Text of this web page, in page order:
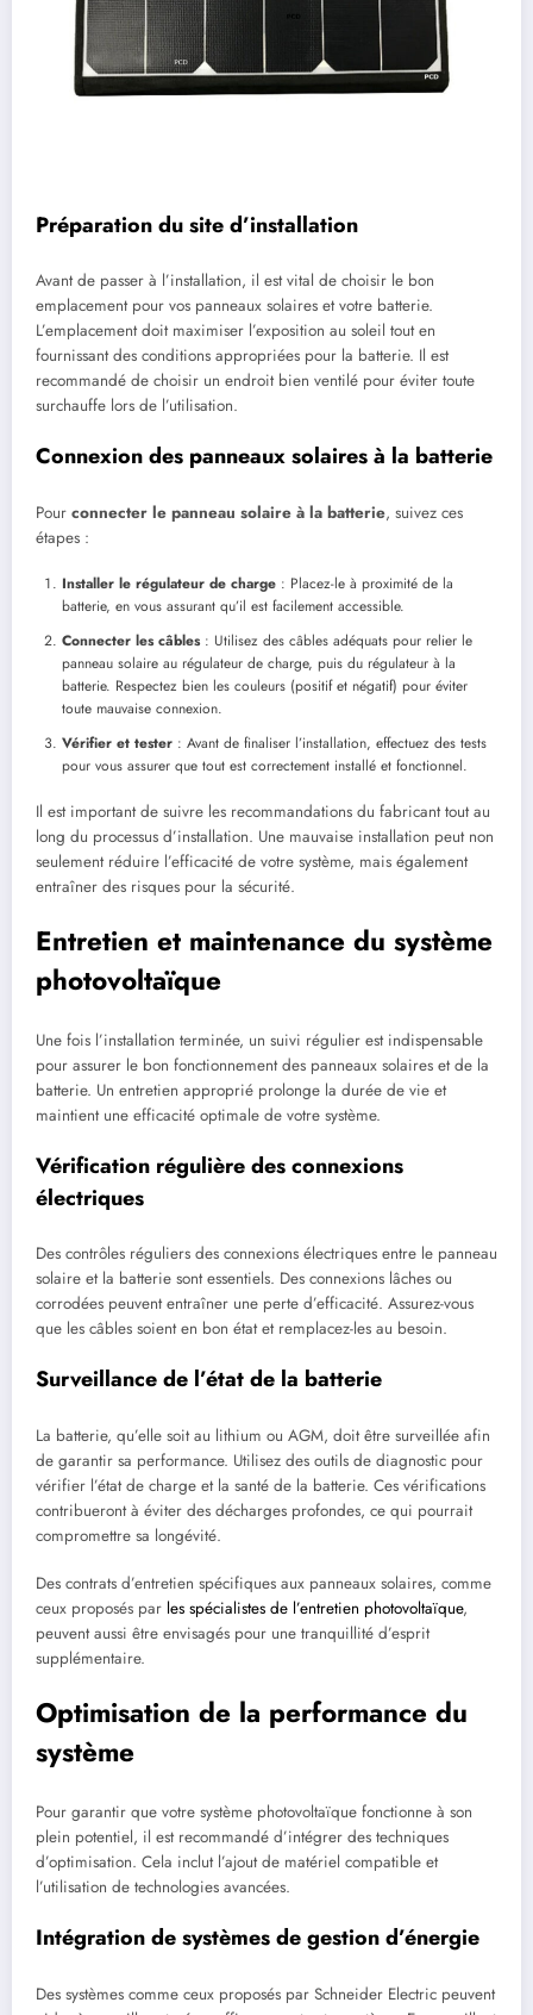
Préparation du site d’installation
Avant de passer à l’installation, il est vital de choisir le bon
emplacement pour vos panneaux solaires et votre batterie.
L’emplacement doit maximiser l’exposition au soleil tout en
fournissant des conditions appropriées pour la batterie. Il est
recommandé de choisir un endroit bien ventilé pour éviter toute
surchauffe lors de l’utilisation.
Connexion des panneaux solaires à la batterie
Pour connecter le panneau solaire à la batterie, suivez ces
étapes :
Installer le régulateur de charge : Placez-le à proximité de la
batterie, en vous assurant qu’il est facilement accessible.
Connecter les câbles: Utilisez des câbles adéquats pour relier le
panneau solaire au régulateur de charge, puis du régulateur à la
batterie. Respectez bien les couleurs (positif et négatif) pour éviter
toute mauvaise connexion.
Vérifier et tester : Avant de finaliser l’installation, effectuez des tests
pour vous assurer que tout est correctement installé et fonctionnel.
Il est important de suivre les recommandations du fabricant tout au
long du processus d’installation. Une mauvaise installation peut non
seulement réduire l’efficacité de votre système, mais également
entraîner des risques pour la sécurité.
Entretien et maintenance du système
photovoltaïque
Une fois l’installation terminée, un suivi régulier est indispensable
pour assurer le bon fonctionnement des panneaux solaires et de la
batterie. Un entretien approprié prolonge la durée de vie et
maintient une efficacité optimale de votre système.
Vérification régulière des connexions
électriques
Des contrôles réguliers des connexions électriques entre le panneau
solaire et la batterie sont essentiels. Des connexions lâches ou
corrodées peuvent entraîner une perte d’efficacité. Assurez-vous
que les câbles soient en bon état et remplacez-les au besoin.
Surveillance de l’état de la batterie
La batterie, qu’elle soit au lithium ou AGM, doit être surveillée afin
de garantir sa performance. Utilisez des outils de diagnostic pour
vérifier l’état de charge et la santé de la batterie. Ces vérifications
contribueront à éviter des décharges profondes, ce qui pourrait
compromettre sa longévité.
Des contrats d’entretien spécifiques aux panneaux solaires, comme
ceux proposés par les spécialistes de l’entretien photovoltaïque,
peuvent aussi être envisagés pour une tranquillité d’esprit
supplémentaire.
Optimisation de la performance du
système
Pour garantir que votre système photovoltaïque fonctionne à son
plein potentiel, il est recommandé d’intégrer des techniques
d’optimisation. Cela inclut l’ajout de matériel compatible et
l’utilisation de technologies avancées.
Intégration de systèmes de gestion d’énergie
Des systèmes comme ceux proposés par Schneider Electric peuvent